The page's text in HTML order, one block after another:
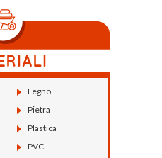
Legno
Pietra
Plastica
PVC